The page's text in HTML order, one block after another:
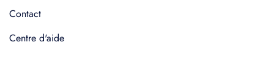
Contact
Centre d'aide